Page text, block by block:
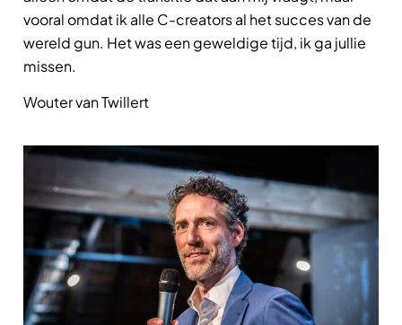
vooral omdat ik alle C-creators al het succes van de
wereld gun. Het was een geweldige tijd, ik ga jullie
missen.
Wouter van Twillert